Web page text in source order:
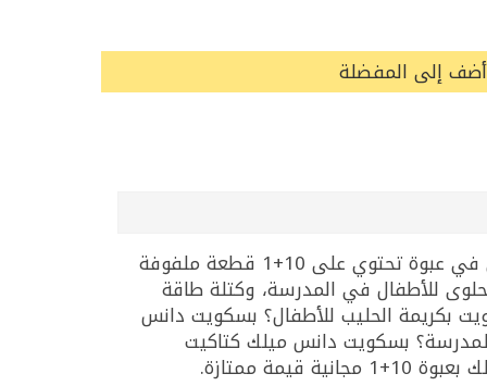
أضف إلى المفضلة
بسكويت دانس ميلك من كتاكيت هو بسكويت ساندويش طري محشو بكريمة الحليب الناعمة واللذيذة. يأتي في عبوة تحتوي على 10+1 قطعة ملفوفة
للأطفال في المدرسة، وكتلة طاقة
بكريمة الحليب للأطفال؟ بسكويت دانس
بسكويت دانس ميلك كتاكيت
ممتازة.